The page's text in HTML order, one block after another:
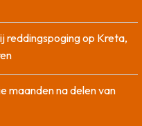
reddingspoging op Kreta,
maanden na delen van